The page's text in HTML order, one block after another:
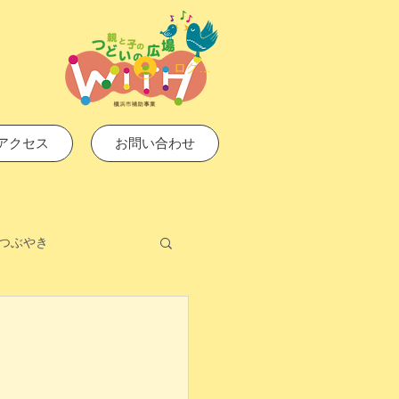
ログイン
クセス お問い合わせ
ぶやき